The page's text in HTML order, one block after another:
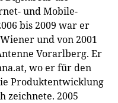
und Mobile-
bis 2009 war er
und von 2001
Vorarlberg. Er
wo er für den
Produktentwicklung
zeichnete. 2005